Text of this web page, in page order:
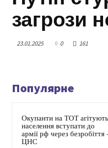
загрози
23.01.2025 0 161
Популярне
Окупанти на ТОТ агітують
населення вступати до
армії рф через безробіття
ЦНС